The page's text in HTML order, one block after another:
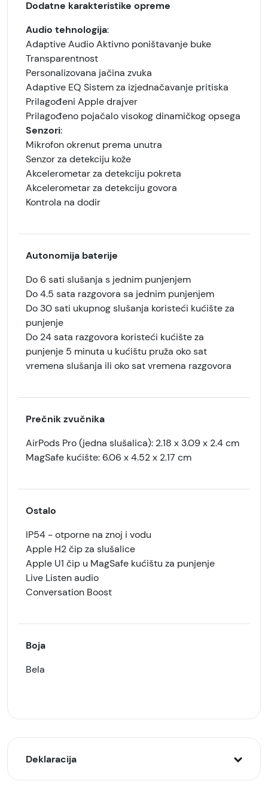
Dodatne karakteristike opreme
Audio tehnologija:
Adaptive Audio Aktivno poništavanje buke
Transparentnost
Personalizovana jačina zvuka
Adaptive EQ Sistem za izjednačavanje pritiska
Prilagođeni Apple drajver
Prilagođeno pojačalo visokog dinamičkog opsega
Senzori:
Mikrofon okrenut prema unutra
Senzor za detekciju kože
Akcelerometar za detekciju pokreta
Akcelerometar za detekciju govora
Kontrola na dodir
Autonomija baterije
Do 6 sati slušanja s jednim punjenjem
Do 4.5 sata razgovora sa jednim punjenjem
Do 30 sati ukupnog slušanja koristeći kućište za
punjenje
Do 24 sata razgovora koristeći kućište za
punjenje 5 minuta u kućištu pruža oko sat
vremena slušanja ili oko sat vremena razgovora
Prečnik zvučnika
AirPods Pro (jedna slušalica): 2.18 x 3.09 x 2.4 cm
MagSafe kućište: 6.06 x 4.52 x 2.17 cm
Ostalo
IP54 - otporne na znoj i vodu
Apple H2 čip za slušalice
Apple U1 čip u MagSafe kućištu za punjenje
Live Listen audio
Conversation Boost
Boja
Bela
Deklaracija